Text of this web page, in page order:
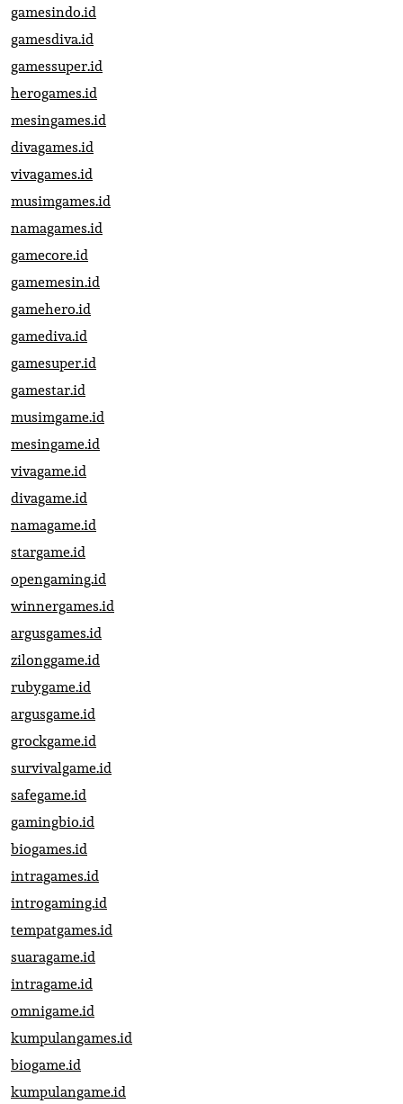
gamesindo.id
gamesdiva.id
gamessuper.id
herogames.id
mesingames.id
divagames.id
vivagames.id
musimgames.id
namagames.id
gamecore.id
gamemesin.id
gamehero.id
gamediva.id
gamesuper.id
gamestar.id
musimgame.id
mesingame.id
vivagame.id
divagame.id
namagame.id
stargame.id
opengaming.id
winnergames.id
argusgames.id
zilonggame.id
rubygame.id
argusgame.id
grockgame.id
survivalgame.id
safegame.id
gamingbio.id
biogames.id
intragames.id
introgaming.id
tempatgames.id
suaragame.id
intragame.id
omnigame.id
kumpulangames.id
biogame.id
kumpulangame.id